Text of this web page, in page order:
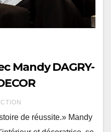
Mandy DAGRY-
de réussite.» Mandy